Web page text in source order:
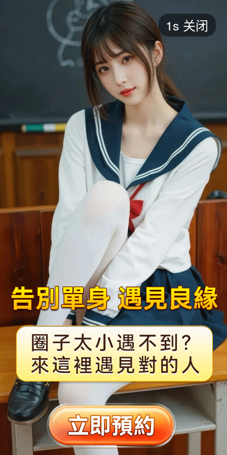
短剧
最热 添加 评分
都市 甜宠 逆袭 玄幻
2025 2024 2023 2022
全部 大陆 香港 台湾 美国 韩国 日本
1s 关闭